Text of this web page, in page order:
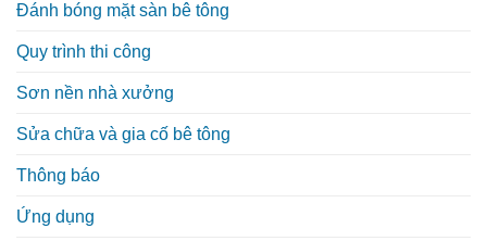
Đánh bóng mặt sàn bê tông
Quy trình thi công
Sơn nền nhà xưởng
Sửa chữa và gia cố bê tông
Thông báo
Ứng dụng